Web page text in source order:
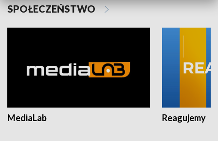
SPOŁECZEŃSTWO
MediaLab Reagujemy